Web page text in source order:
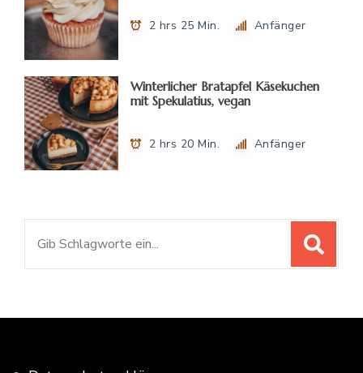
2 hrs 25 Min. Anfänger
Winterlicher Bratapfel Käsekuchen
mit Spekulatius, vegan
2 hrs 20 Min. Anfänger